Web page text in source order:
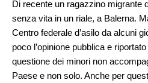
Di recente un ragazzino migrante
senza vita in un riale, a Balerna.
Centro federale d’asilo da alcuni
poco l’opinione pubblica e
questione dei minori non
Paese e non solo. Anche per